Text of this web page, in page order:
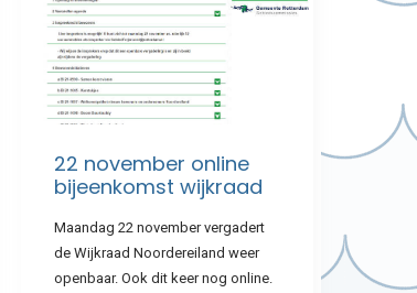
22 november online
bijeenkomst wijkraad
Maandag 22 november vergadert
de Wijkraad Noordereiland weer
openbaar. Ook dit keer nog online.